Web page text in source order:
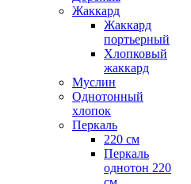
Жаккард
Жаккард
портьерный
Хлопковый
жаккард
Муслин
Однотонный
хлопок
Перкаль
220 см
Перкаль
однотон 220